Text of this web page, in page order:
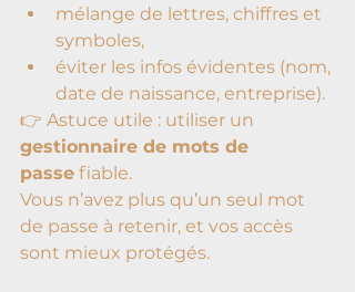
mélange de lettres, chiffres et
symboles,
éviter les infos évidentes (nom,
date de naissance, entreprise).
👉 Astuce utile : utiliser un
gestionnaire de mots de
passe fiable.
Vous n’avez plus qu’un seul mot
de passe à retenir, et vos accès
sont mieux protégés.